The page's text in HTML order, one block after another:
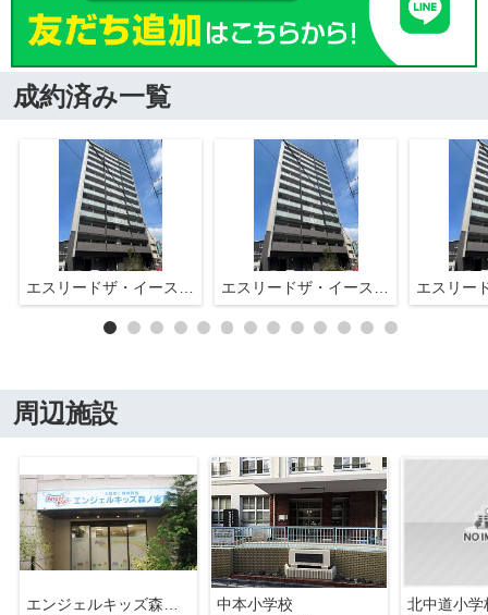
成約済み一覧
周辺施設
エンジェルキッズ森ノ宮園
中本小学校
北中道小学